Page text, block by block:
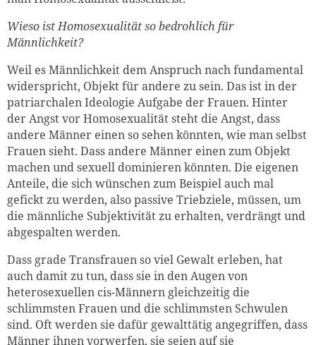
Wieso ist Homosexualität so bedrohlich für
Männlichkeit?
Weil es Männlichkeit dem Anspruch nach fundamental
widerspricht, Objekt für andere zu sein. Das ist in der
patriarchalen Ideologie Aufgabe der Frauen. Hinter
der Angst vor Homosexualität steht die Angst, dass
andere Männer einen so sehen könnten, wie man selbst
Frauen sieht. Dass andere Männer einen zum Objekt
machen und sexuell dominieren könnten. Die eigenen
Anteile, die sich wünschen zum Beispiel auch mal
gefickt zu werden, also passive Triebziele, müssen, um
die männliche Subjektivität zu erhalten, verdrängt und
abgespalten werden.
Dass grade Transfrauen so viel Gewalt erleben, hat
auch damit zu tun, dass sie in den Augen von
heterosexuellen cis-Männern gleichzeitig die
schlimmsten Frauen und die schlimmsten Schwulen
sind. Oft werden sie dafür gewalttätig angegriffen, dass
Männer ihnen vorwerfen, sie seien auf sie